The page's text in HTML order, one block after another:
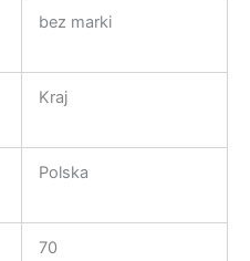
bez marki
Kraj
Polska
70